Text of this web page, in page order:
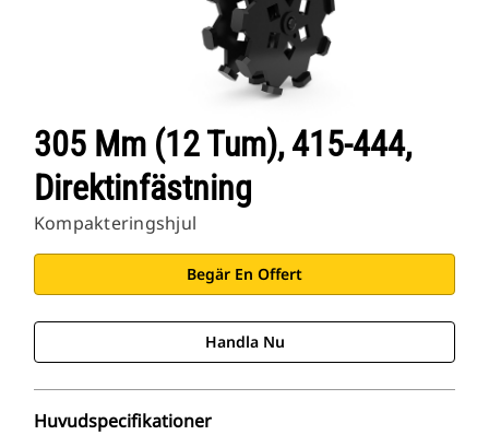
305 Mm (12 Tum), 415-444,
Direktinfästning
Kompakteringshjul
Begär En Offert
Handla Nu
Huvudspecifikationer